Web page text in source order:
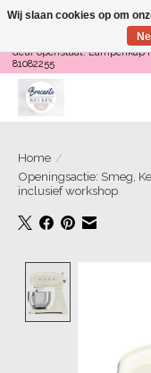
Loop binnen om Servies te
deur openstaat! Lampenkap
81082255
Home /
Openingsactie: Smeg,
inclusief workshop
Wij slaan cookies op om